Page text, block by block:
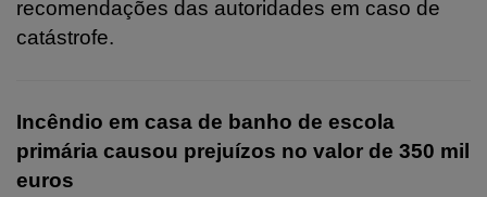
recomendações das autoridades em caso de
catástrofe.
Incêndio em casa de banho de escola
primária causou prejuízos no valor de 350 mil
euros